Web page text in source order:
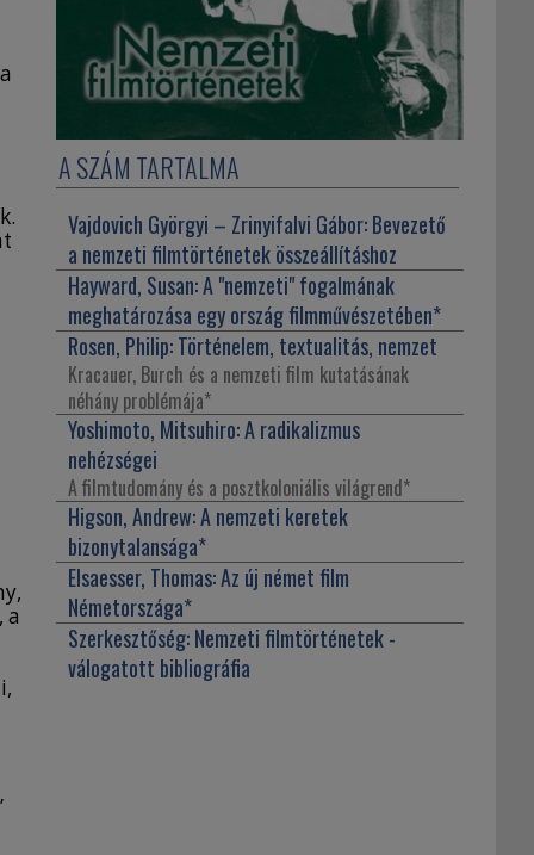
a
A SZÁM TARTALMA
Vajdovich Györgyi – Zrinyifalvi Gábor:Bevezető
a nemzeti filmtörténetek összeállításhoz
Hayward, Susan:A "nemzeti" fogalmának
meghatározása egy ország filmművészetében*
Rosen, Philip:Történelem, textualitás, nemzet
Kracauer, Burch és a nemzeti film kutatásának
néhány problémája*
Yoshimoto, Mitsuhiro:A radikalizmus
nehézségei
A filmtudomány és a posztkoloniális világrend*
Higson, Andrew:A nemzeti keretek
bizonytalansága*
Elsaesser, Thomas:Az új német film
Németországa*
Szerkesztőség:Nemzeti filmtörténetek -
válogatott bibliográfia